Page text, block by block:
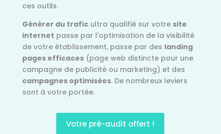
ces outils.
Générer du traficultra qualifié sur votre site
internet passe par l'optimisation de la visibilité
de votre établissement, passe par des landing
pages efficaces(page web distincte pour une
campagne de publicité ou marketing) et des
campagnes optimisées. De nombreux leviers
sont à votre portée.
Votre pré-audit offert !